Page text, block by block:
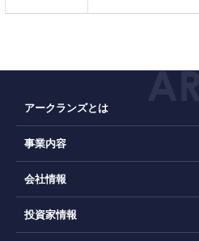
アークランズとは
事業内容
会社情報
投資家情報